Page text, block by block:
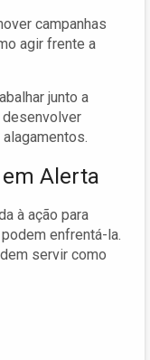
campanhas
agir frente a
junto a
Alerta
à ação para
enfrentá-la.
servir como